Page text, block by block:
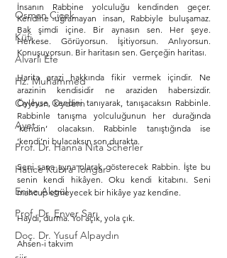
Osman Çiçek
Küfi
Alvarlı Efe
Hz. Muhammed
Ceyhun Oydem
Ayet
​Prof. Dr. Hanna Nita Scherler
Hatice Kübra Tongar
Enise Akgül
Prof. Dr. Enver Sarı
Doç. Dr. Yusuf Alpaydın
İnsanın Rabbine yolculuğu kendinden geçer.
Kendine uğramayan insan, Rabbiyle buluşamaz.
Bak şimdi içine. Bir aynasın sen. Her şeye.
Herkese. Görüyorsun. İşitiyorsun. Anlıyorsun.
Konuşuyorsun. Bir haritasın sen. Gerçeğin haritası.
Harita arazi hakkında fikir vermek içindir. Ne
arazinin kendisidir ne araziden habersizdir.
Öyleyse, kendini tanıyarak, tanışacaksın Rabbinle.
Rabbinle tanışma yolculuğunun her durağında
‘kendin’ olacaksın. Rabbinle tanıştığında ise
‘kendi’ni bulacaksın son durakta.
Seni sana ayna olarak gösterecek Rabbin. İşte bu
senin kendi hikâyen. Oku kendi kitabını. Seni
mahcup etmeyecek bir hikâye yaz kendine.
Haydi, durma. Yol açık, yola çık.
Ahsen-i takvim